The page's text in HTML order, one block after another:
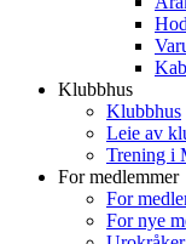
Klubbhus
Klubbhus
Leie av
Trening i
For medlemmer
For
For nye